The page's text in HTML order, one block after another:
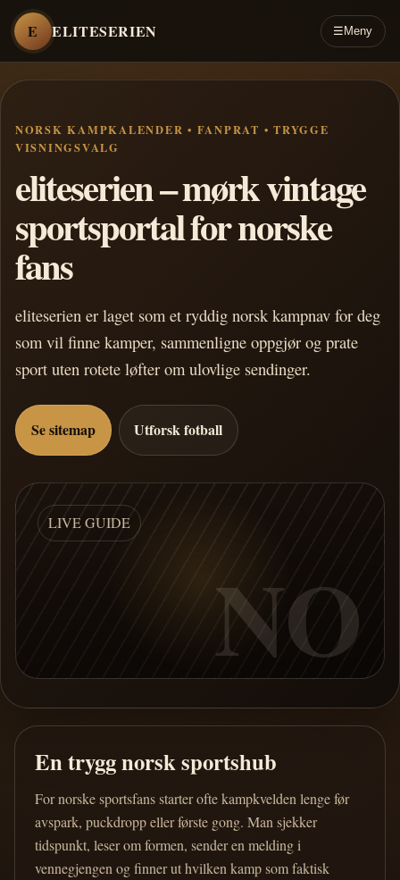
E ELITESERIEN ☰ Meny
NORSK KAMPKALENDER • FANPRAT • TRYGGE
VISNINGSVALG
eliteserien – mørk vintage
sportsportal for norske
fans
eliteserien er laget som et ryddig norsk kampnav for deg
som vil finne kamper, sammenligne oppgjør og prate
sport uten rotete løfter om ulovlige sendinger.
Se sitemap Utforsk fotball
LIVE GUIDE
NO
En trygg norsk sportshub
For norske sportsfans starter ofte kampkvelden lenge før
avspark, puckdropp eller første gong. Man sjekker
tidspunkt, leser om formen, sender en melding i
vennegjengen og finner ut hvilken kamp som faktisk